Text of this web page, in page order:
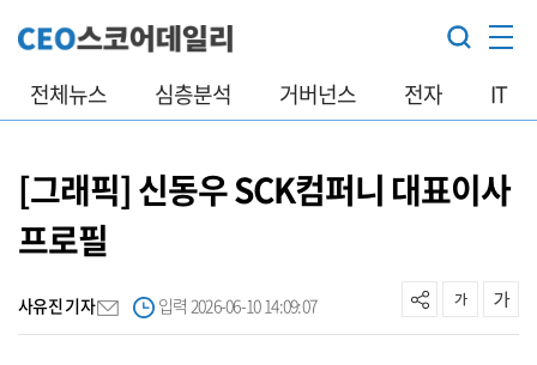
전체뉴스 심층분석 거버넌스 전자 IT
[그래픽] 신동우 SCK컴퍼니 대표이사
프로필
사유진 기자 입력 2026-06-10 14:09:07